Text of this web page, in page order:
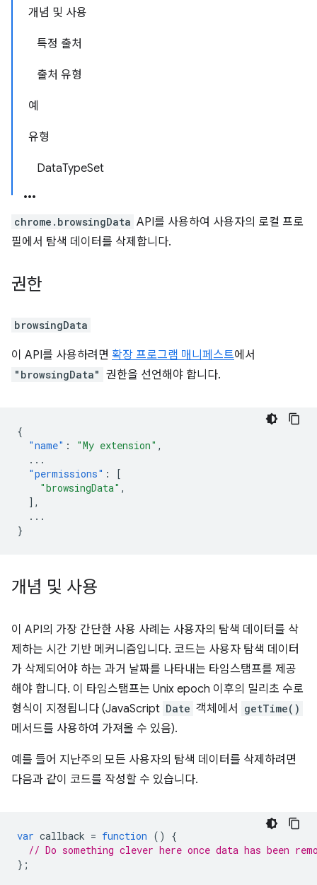
개념 및 사용
특정 출처
출처 유형
예
유형
DataTypeSet
chrome.browsingData API를 사용하여 사용자의 로컬 프로
필에서 탐색 데이터를 삭제합니다.
권한
browsingData
이 API를 사용하려면 확장 프로그램 매니페스트에서
"browsingData" 권한을 선언해야 합니다.
{
"name" : "My extension" ,
...
"permissions" :
[
"browsingData" ,
],
...
}
개념 및 사용
이 API의 가장 간단한 사용 사례는 사용자의 탐색 데이터를 삭
제하는 시간 기반 메커니즘입니다. 코드는 사용자 탐색 데이터
가 삭제되어야 하는 과거 날짜를 나타내는 타임스탬프를 제공
해야 합니다. 이 타임스탬프는 Unix epoch 이후의 밀리초 수로
형식이 지정됩니다 (JavaScript Date 객체에서 getTime()
메서드를 사용하여 가져올 수 있음).
예를 들어 지난주의 모든 사용자의 탐색 데이터를 삭제하려면
다음과 같이 코드를 작성할 수 있습니다.
var callback = function ()
{
// Do something clever here once data has been
};